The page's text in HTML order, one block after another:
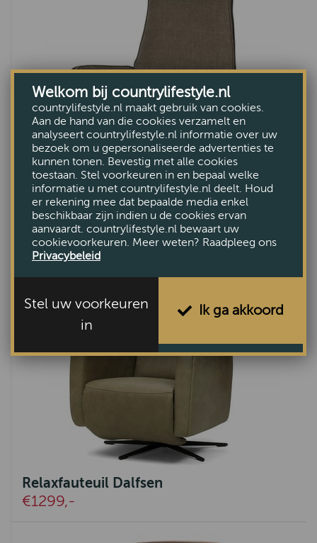
Relaxfauteuil Esther
€2295,-
Relaxfauteuil Dalfsen
€1299,-
Welkom bij countrylifestyle.nl
countrylifestyle.nl maakt gebruik van cookies.
Aan de hand van die cookies verzamelt en
analyseert countrylifestyle.nl informatie over uw
bezoek om u gepersonaliseerde advertenties te
kunnen tonen. Bevestig met alle cookies
toestaan. Stel voorkeuren in en bepaal welke
informatie u met countrylifestyle.nl deelt. Houd
er rekening mee dat bepaalde media enkel
beschikbaar zijn indien u de cookies ervan
aanvaardt. countrylifestyle.nl bewaart uw
cookievoorkeuren. Meer weten? Raadpleeg ons
Privacybeleid
Stel uw voorkeuren
in
Ik ga akkoord